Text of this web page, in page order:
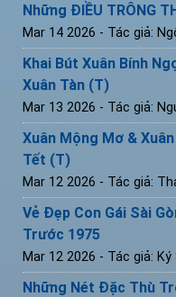
Những ĐIỀU TRÔNG
Mar 14 2026 - Tác giả:
Khai Bút Xuân Bính
Xuân Tàn (T)
Mar 13 2026 - Tác giả:
Xuân Mộng Mơ &
Tết (T)
Mar 12 2026 - Tác giả:
Vẻ Đẹp Con Gái Sài
Trước 1975
Mar 12 2026 - Tác giả:
Những Nét Đặc Thù